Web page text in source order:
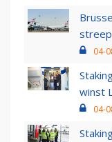
04-
winst
04-